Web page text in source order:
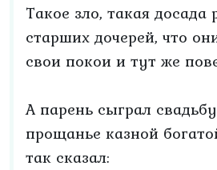
Такое зло, такая досада
старших дочерей, что
свои покои и тут же
А парень сыграл
прощанье казной
так сказал: